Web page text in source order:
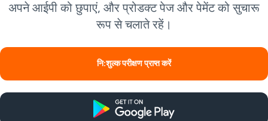
अपने आईपी को छुपाएं, और प्रोडक्ट पेज और पेमेंट को सुचारू
रूप से चलाते रहें।
नि:शुल्क परीक्षण प्राप्त करें